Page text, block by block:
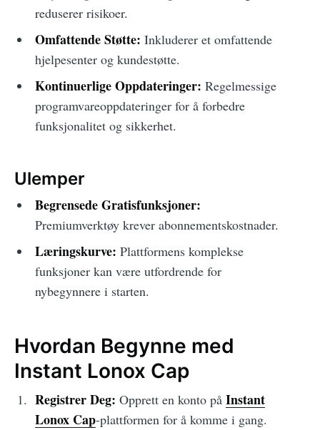
reduserer risikoer.
Omfattende Støtte: Inkluderer et omfattende
hjelpesenter og kundestøtte.
Kontinuerlige Oppdateringer: Regelmessige
programvareoppdateringer for å forbedre
funksjonalitet og sikkerhet.
Ulemper
Begrensede Gratisfunksjoner:
Premiumverktøy krever abonnementskostnader.
Læringskurve: Plattformens komplekse
funksjoner kan være utfordrende for
nybegynnere i starten.
Hvordan Begynne med
Instant Lonox Cap
Registrer Deg: Opprett en konto på Instant
Lonox Cap-plattformen for å komme i gang.